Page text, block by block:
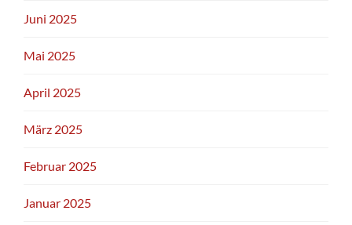
Juni 2025
Mai 2025
April 2025
März 2025
Februar 2025
Januar 2025